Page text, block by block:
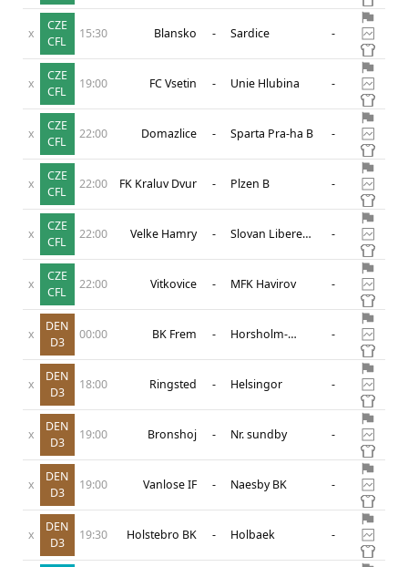
x
CZE
CFL
15:30 Blansko - Sardice -
x
CZE
CFL
19:00 FC Vsetin - Unie Hlubina -
x
CZE
CFL
22:00 Domazlice - Sparta Pra-ha B -
x
CZE
CFL
22:00 FK Kraluv Dvur - Plzen B -
x
CZE
CFL
22:00 Velke Hamry -
Slovan Liberec
-
x
CZE
CFL
22:00 Vitkovice - MFK Havirov -
x
DEN
D3
00:00 BK Frem -
Horsholm-
-
x
DEN
D3
18:00 Ringsted - Helsingor -
x
DEN
D3
19:00 Bronshoj - Nr. sundby -
x
DEN
D3
19:00 Vanlose IF - Naesby BK -
x
DEN
D3
19:30 Holstebro BK - Holbaek -